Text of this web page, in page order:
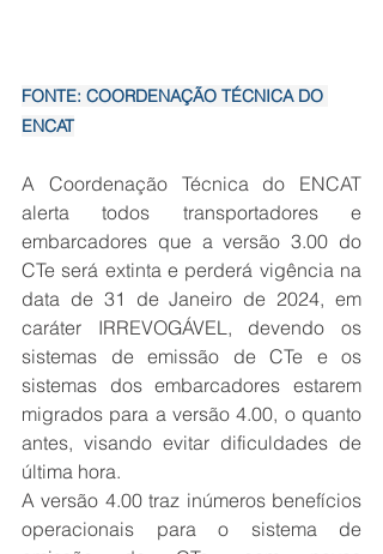
FONTE: COORDENAÇÃO TÉCNICA DO
ENCAT
A Coordenação Técnica do ENCAT
alerta todos transportadores e
embarcadores que a versão 3.00 do
CTe será extinta e perderá vigência na
data de 31 de Janeiro de 2024, em
caráter IRREVOGÁVEL, devendo os
sistemas de emissão de CTe e os
sistemas dos embarcadores estarem
migrados para a versão 4.00, o quanto
antes, visando evitar dificuldades de
última hora.
A versão 4.00 traz inúmeros benefícios
operacionais para o sistema de